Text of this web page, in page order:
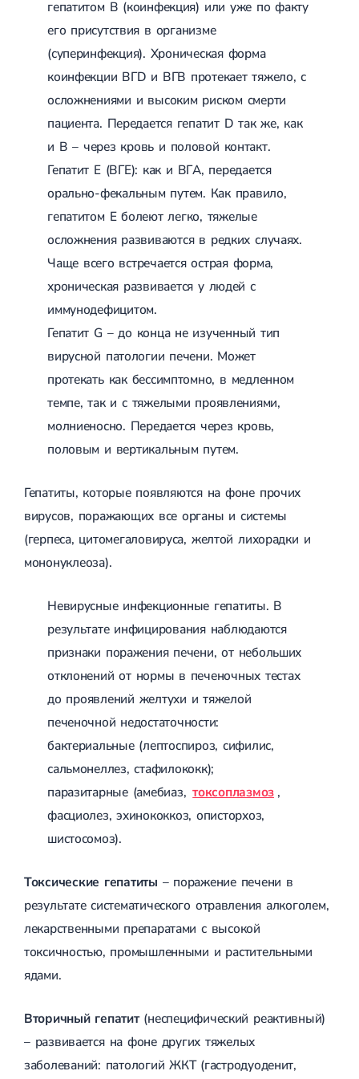
головокружение (ДППГ)
Пcиxoгeннoe гoлoвoкpужeниe
Вертебрология
Методики лечения
Лечение позвоночника
Остеохондроз позвоночника
Остеохондроз шейного отдела
Остеохондроз грудного отдела
Остеохондроз поясничного отдела
Последствия травм позвоночника и конечностей
Сколиоз
Сколиоз второй степени
Сколиоз шейного отдела
Спондилез
Спондилез грудного отдела
Спондилез поясничного отдела
Шейный спондилез
Спондилез позвоночника
Спондилоартроз
Спондилоартроз грудного отдела
Спондилоартроз позвоночника
Спондилоартроз поясничного отдела
Спондилоартроз шейного отдела
Артрит
Острый артрит
Артроз тазобедренного сустава
Артроз плечевого сустава
Артроз коленного сустава
Артроз локтевого сустава
Артроз голеностопного сустава
Миозит спины
Миозит грудной клетки
Радикулит
Шейный радикулит
Дискогенный радикулит
Межреберная невралгия
Пояснично-крестцовый радикулит
Грыжи
Лечение межпозвоночной грыжи
Грыжа позвоночника
Протрузия дисков пояснично-крестцового отдела
Протрузия межпозвонковых дисков
Протрузия шейного отдела
Болезни сердца
Брадикардия
Ишемическая болезнь сердца
Инфаркт миокарда
Инфекционный эндокардит
Нейроциркуляторная дистония по гипертоническому типу
Порок сердца
Митральный порок сердца
УЗИ портальной вены
УЗИ органов забрюшинного пространства
УЗИ органов мочевыводящей системы
УЗИ органов брюшной полости
УЗИ нижней полой вены
УЗИ мягких тканей
УЗИ лимфатических узлов
УЗИ для детей
УЗИ брюшного отдела аорты
Денситометрия
УЗИ щитовидной железы
Фолликулометрия
УЗИ простаты
УЗИ пороков плода
УЗИ почек
УЗИ молочных желез
УЗИ мочевого пузыря
УЗИ при беременности
Трофические язвы
Микросклеротерапия
Эндовенозная лазерная коагуляция
Лазерная операция вен
Кроссэктомия и короткий стриппинг
хирургия
Удаление грыжи
Удаление паховой грыжи
Удаление аппендицита
Амбулаторная хирургия
Радиоволновая хирургия
Малоинвазивная эндоскопическая хирургия
Подготовка к операции
гепатитом В (коинфекция) или уже по факту
его присутствия в организме
(суперинфекция). Хроническая форма
коинфекции ВГD и ВГB протекает тяжело, с
осложнениями и высоким риском смерти
пациента. Передается гепатит D так же, как
и В – через кровь и половой контакт.
Гепатит E (ВГЕ): как и ВГA, передается
орально-фекальным путем. Как правило,
гепатитом Е болеют легко, тяжелые
осложнения развиваются в редких случаях.
Чаще всего встречается острая форма,
хроническая развивается у людей с
иммунодефицитом.
Гепатит G – до конца не изученный тип
вирусной патологии печени. Может
протекать как бессимптомно, в медленном
темпе, так и с тяжелыми проявлениями,
молниеносно. Передается через кровь,
половым и вертикальным путем.
Гепатиты, которые появляются на фоне прочих
вирусов, поражающих все органы и системы
(герпеса, цитомегаловируса, желтой лихорадки и
мононуклеоза).
Невирусные инфекционные гепатиты. В
результате инфицирования наблюдаются
признаки поражения печени, от небольших
отклонений от нормы в печеночных тестах
до проявлений желтухи и тяжелой
печеночной недостаточности:
бактериальные (лептоспироз, сифилис,
сальмонеллез, стафилококк);
паразитарные (амебиаз, токсоплазмоз ,
фасциолез, эхинококкоз, описторхоз,
шистосомоз).
Токсические гепатиты – поражение печени в
результате систематического отравления алкоголем,
лекарственными препаратами с высокой
токсичностью, промышленными и растительными
ядами.
Вторичный гепатит(неспецифический реактивный)
– развивается на фоне других тяжелых
заболеваний: патологий ЖКТ (гастродуоденит,